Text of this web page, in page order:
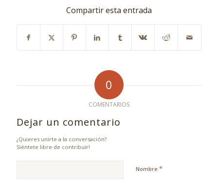
Compartir esta entrada
0
COMENTARIOS
Dejar un comentario
¿Quieres unirte a la conversación?
Siéntete libre de contribuir!
Nombre *